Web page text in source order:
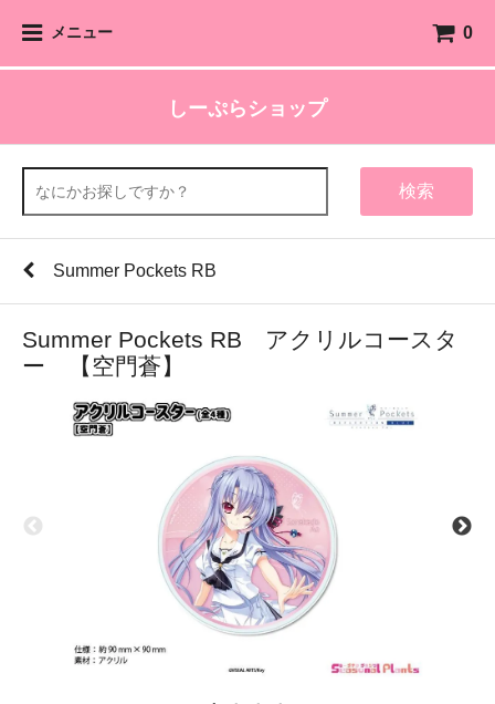
メニュー 0
しーぷらショップ
検索
Summer Pockets RB
Summer Pockets RB アクリルコースタ
ー 【空門蒼】